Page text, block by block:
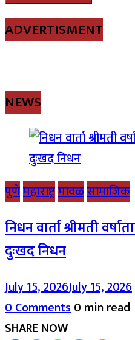
ADVERTISMENT
NEWS
पुणेमहाराष्ट्रमावळसामाजिक
निधन वार्ता श्रीमती
दुःखद निधन
July 15, 2026July 15, 2026
0 Comments0 min read
SHARE NOW